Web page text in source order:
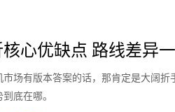
心优缺点 路线差异
场有版本答案的话，那肯定是大阔折
底在哪。